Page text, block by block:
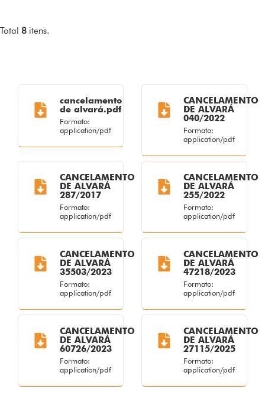
Total 8 itens.
cancelamento
de alvará.pdf
Formato:
application/pdf
CANCELAMENTO
DE ALVARÁ
040/2022
Formato:
application/pdf
CANCELAMENTO
DE ALVARÁ
287/2017
Formato:
application/pdf
CANCELAMENTO
DE ALVARÁ
255/2022
Formato:
application/pdf
CANCELAMENTO
DE ALVARÁ
35503/2023
Formato:
application/pdf
CANCELAMENTO
DE ALVARÁ
47218/2023
Formato:
application/pdf
CANCELAMENTO
DE ALVARÁ
60726/2023
Formato:
application/pdf
CANCELAMENTO
DE ALVARÁ
27115/2025
Formato:
application/pdf